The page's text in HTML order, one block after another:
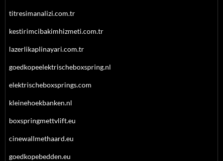
titresimanalizi.com.tr
kestirimcibakimhizmeti.com.tr
lazerlikaplinayari.com.tr
goedkopeelektrischeboxspring.nl
elektrischeboxsprings.com
kleinehoekbanken.nl
boxspringmettvlift.eu
cinewallmethaard.eu
goedkopebedden.eu